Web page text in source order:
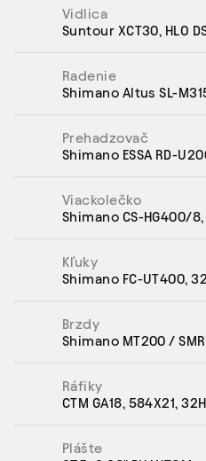
Vidlica
Suntour XCT30, HLO
Radenie
Shimano Altus SL-
Prehadzovač
Shimano ESSA RD-
Viackolečko
Shimano CS-HG400/8,
Kľuky
Shimano FC-UT400,
Brzdy
Shimano MT200 /
Ráfiky
CTM GA18, 584X21, 32H
Plášte